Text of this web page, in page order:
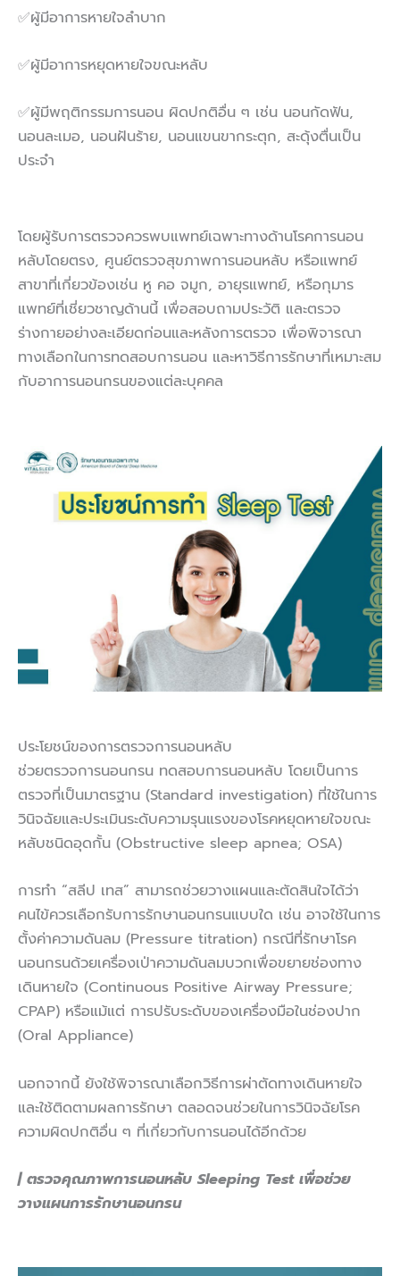
✅ผู้มีอาการหายใจลำบาก
✅ผู้มีอาการหยุดหายใจขณะหลับ
✅ผู้มีพฤติกรรมการนอน ผิดปกติอื่น ๆ เช่น นอนกัดฟัน,
นอนละเมอ, นอนฝันร้าย, นอนแขนขากระตุก, สะดุ้งตื่นเป็น
ประจำ
โดยผู้รับการตรวจควรพบแพทย์เฉพาะทางด้านโรคการนอน
หลับโดยตรง, ศูนย์ตรวจสุขภาพการนอนหลับ หรือแพทย์
สาขาที่เกี่ยวข้องเช่น หู คอ จมูก, อายุรแพทย์, หรือกุมาร
แพทย์ที่เชี่ยวชาญด้านนี้ เพื่อสอบถามประวัติ และตรวจ
ร่างกายอย่างละเอียดก่อนและหลังการตรวจ เพื่อพิจารณา
ทางเลือกในการทดสอบการนอน และหาวิธีการรักษาที่เหมาะสม
กับอาการนอนกรนของแต่ละบุคคล
ประโยชน์ของการตรวจการนอนหลับ
ช่วยตรวจการนอนกรน ทดสอบการนอนหลับ โดยเป็นการ
ตรวจที่เป็นมาตรฐาน (Standard investigation) ที่ใช้ในการ
วินิจฉัยและประเมินระดับความรุนแรงของโรคหยุดหายใจขณะ
หลับชนิดอุดกั้น (Obstructive sleep apnea; OSA)
การทำ “สลีป เทส” สามารถช่วยวางแผนและตัดสินใจได้ว่า
คนไข้ควรเลือกรับการรักษานอนกรนแบบใด เช่น อาจใช้ในการ
ตั้งค่าความดันลม (Pressure titration) กรณีที่รักษาโรค
นอนกรนด้วยเครื่องเป่าความดันลมบวกเพื่อขยายช่องทาง
เดินหายใจ (Continuous Positive Airway Pressure;
CPAP) หรือแม้แต่ การปรับระดับของเครื่องมือในช่องปาก
(Oral Appliance)
นอกจากนี้ ยังใช้พิจารณาเลือกวิธีการผ่าตัดทางเดินหายใจ
และใช้ติดตามผลการรักษา ตลอดจนช่วยในการวินิจฉัยโรค
ความผิดปกติอื่น ๆ ที่เกี่ยวกับการนอนได้อีกด้วย
| ตรวจคุณภาพการนอนหลับ Sleeping Test เพื่อช่วย
วางแผนการรักษานอนกรน